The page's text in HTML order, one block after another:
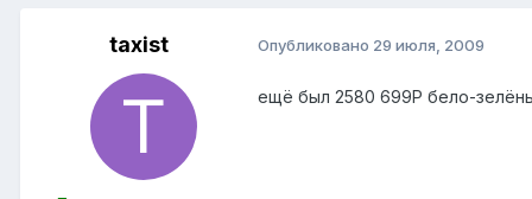
taxist Опубликовано 29 июля, 2009
ещё был 2580 699Р бело-